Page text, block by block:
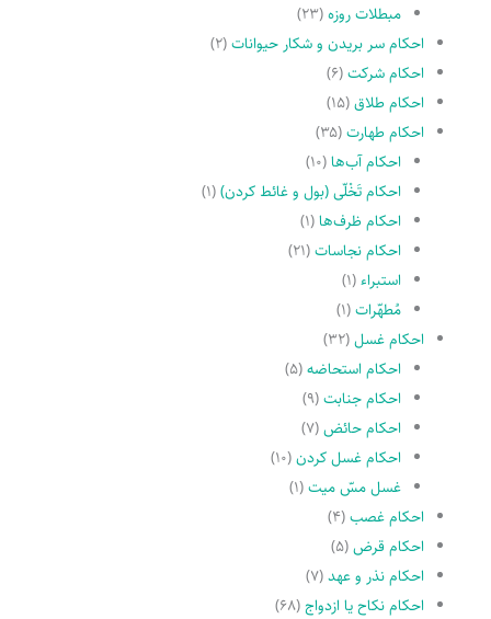
مبطلات روزه(۲۳)
احکام سر بریدن و شکار حیوانات(۲)
احکام شرکت(۶)
احکام طلاق(۱۵)
احکام طهارت(۳۵)
احکام آب‌ها(۱۰)
احکام تَخْلّى (بول و غائط کردن)(۱)
احکام ظرف‌ها(۱)
احکام نجاسات(۲۱)
استبراء(۱)
مُطهّرات(۱)
احکام غسل(۳۲)
احکام استحاضه(۵)
احکام جنابت(۹)
احکام حائض(۷)
احکام غسل کردن(۱۰)
غسل مسّ میت(۱)
احکام غصب(۴)
احکام قرض(۵)
احکام نذر و عهد(۷)
احکام نکاح یا ازدواج(۶۸)